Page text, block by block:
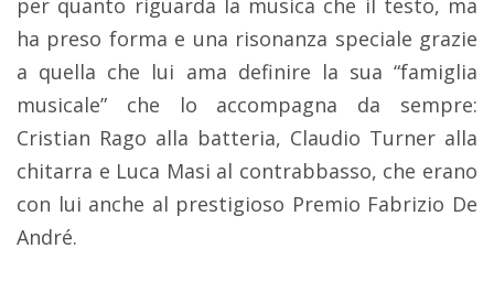
ha preso forma e una risonanza speciale grazie
a quella che lui ama definire la sua “famiglia
musicale” che lo accompagna da sempre:
Cristian Rago alla batteria, Claudio Turner alla
chitarra e Luca Masi al contrabbasso, che erano
con lui anche al prestigioso Premio Fabrizio De
André.